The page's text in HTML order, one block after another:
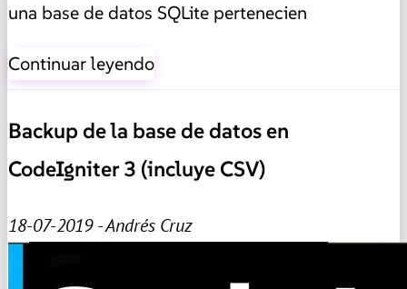
una base de datos SQLite pertenecien
Continuar leyendo
Backup de la base de datos en
CodeIgniter 3 (incluye CSV)
18-07-2019 - Andrés Cruz